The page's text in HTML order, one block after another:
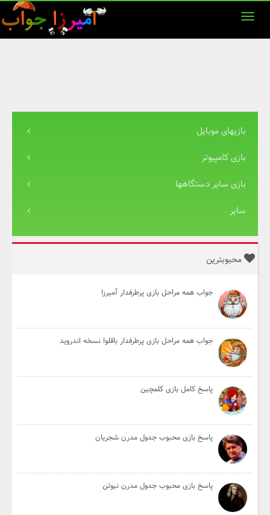
بازیهای موبایل
بازی کامپیوتر
بازی سایر دستگاهها
سایر
محبوبترین
جواب همه مراحل بازی پرطرفدار آمیرزا
جواب همه مراحل بازی پرطرفدار باقلوا نسخه اندروید
پاسخ کامل بازی کلمچین
پاسخ بازی محبوب جدول مدرن شجریان
پاسخ بازی محبوب جدول مدرن نیوتن